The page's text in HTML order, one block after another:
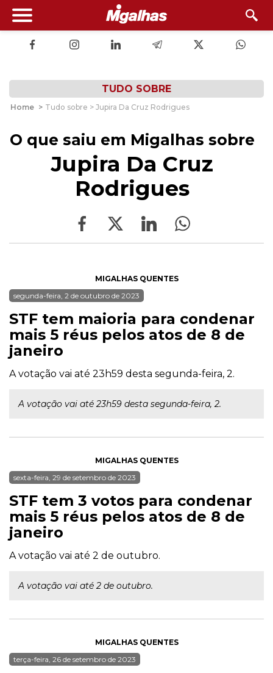
TUDO SOBRE
Home > Tudo sobre > Jupira Da Cruz Rodrigues
O que saiu em Migalhas sobre
Jupira Da Cruz
Rodrigues
MIGALHAS QUENTES
segunda-feira, 2 de outubro de 2023
STF tem maioria para condenar
mais 5 réus pelos atos de 8 de
janeiro
A votação vai até 23h59 desta segunda-feira, 2.
A votação vai até 23h59 desta segunda-feira, 2.
MIGALHAS QUENTES
sexta-feira, 29 de setembro de 2023
STF tem 3 votos para condenar
mais 5 réus pelos atos de 8 de
janeiro
A votação vai até 2 de outubro.
A votação vai até 2 de outubro.
MIGALHAS QUENTES
terça-feira, 26 de setembro de 2023